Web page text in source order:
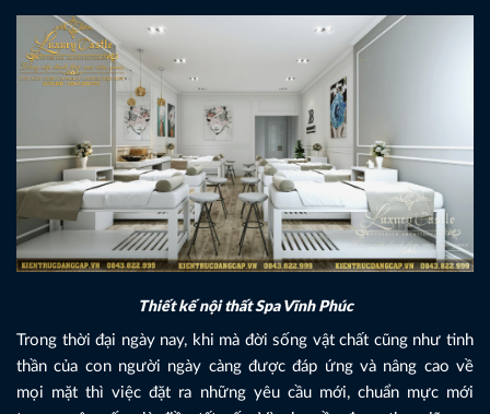
Thiết kế nội thất Spa Vĩnh Phúc
Trong thời đại ngày nay, khi mà đời sống vật chất cũng như tinh
thần của con người ngày càng được đáp ứng và nâng cao về
mọi mặt thì việc đặt ra những yêu cầu mới, chuẩn mực mới